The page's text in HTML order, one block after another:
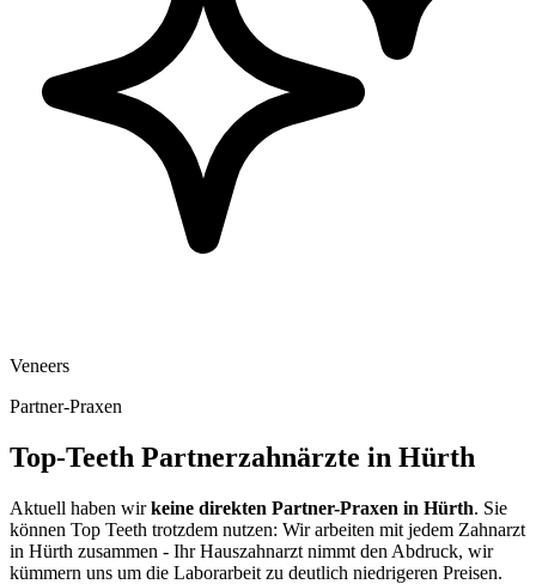
Veneers
Partner-Praxen
Top-Teeth Partnerzahnärzte in Hürth
Aktuell haben wirkeine direkten Partner-Praxen in Hürth. Sie
können Top Teeth trotzdem nutzen: Wir arbeiten mit jedem Zahnarzt
in Hürth zusammen - Ihr Hauszahnarzt nimmt den Abdruck, wir
kümmern uns um die Laborarbeit zu deutlich niedrigeren Preisen.